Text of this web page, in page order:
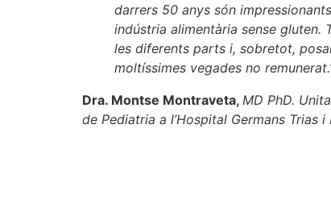
darrers 50 anys són
indústria alimentària sense gluten.
les diferents parts i, sobretot,
moltíssimes vegades no
Dra. Montse Montraveta, MD PhD.
de Pediatria a l’Hospital Germans Trias i